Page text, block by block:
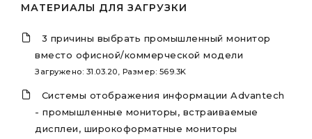
МАТЕРИАЛЫ ДЛЯ ЗАГРУЗКИ
3 причины выбрать промышленный монитор
вместо офисной/коммерческой модели
Загружено: 31.03.20, Размер: 569.3K
Системы отображения информации Advantech
- промышленные мониторы, встраиваемые
дисплеи, широкоформатные мониторы